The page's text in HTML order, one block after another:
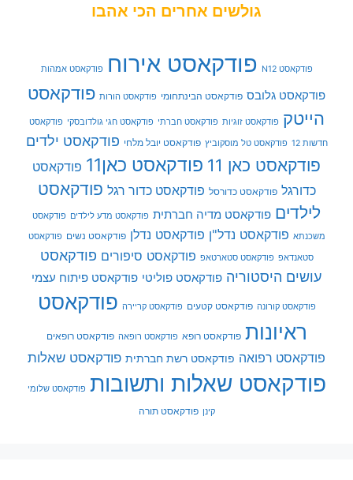
גולשים אחרים הכי אהבו
פודקאסט N12 פודקאסט אירוח פודקאסט אמהות
פודקאסט גלובס פודקאסט הבינתחומי פודקאסט הורות פודקאסט
הייטק פודקאסט זוגיות פודקאסט חברתי פודקאסט חגי גולדובסקי פודקאסט
חדשות 12 פודקאסט טל מוסקוביץ פודקאסט יובל מלחי פודקאסט ילדים
פודקאסט כאן 11 פודקאסט כאן11
פודקאסט
כדורגל פודקאסט כדורסל פודקאסט כדור רגל פודקאסט
לילדים פודקאסט מדיה חברתית פודקאסט מדע לילדים פודקאסט
משכנתא פודקאסט נדל"ן פודקאסט נדלן פודקאסט נשים פודקאסט
סטאנדאפ פודקאסט סטארטאפ פודקאסט סיפורים פודקאסט
עושים היסטוריה פודקאסט פוליטי פודקאסט פיתוח עצמי
פודקאסט קורונה פודקאסט קטעים פודקאסט קריירה פודקאסט
ראיונות פודקאסט רופא פודקאסט רופאה פודקאסט רופאים
פודקאסט רפואה פודקאסט רשת חברתית פודקאסט שאלות
פודקאסט שאלות ותשובות פודקאסט שלומי
קינן פודקאסט תורה